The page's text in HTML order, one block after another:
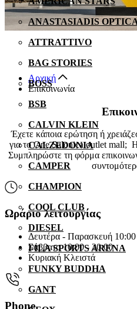
ANASTASIADIS
ATTRATTIVO
BAG STORIES
BOSS
BSB
CALVIN KLEIN
CALZEDONIA
CAMPER
CHAMPION
COOL CLUB
DIESEL
FILA SPORTS ARENA
FUNKY BUDDHA
GANT
Αρχική
Επικοινωνία
Έχετε κάποια ερώτηση ή
για το One Salonica outlet mall;
Συμπληρώστε τη φόρμα
Ωράριο λειτουργίας
Δευτέρα - Παρασκευή
Σάββατο 10:00 - 20:00
Κυριακή Κλειστά
Phone